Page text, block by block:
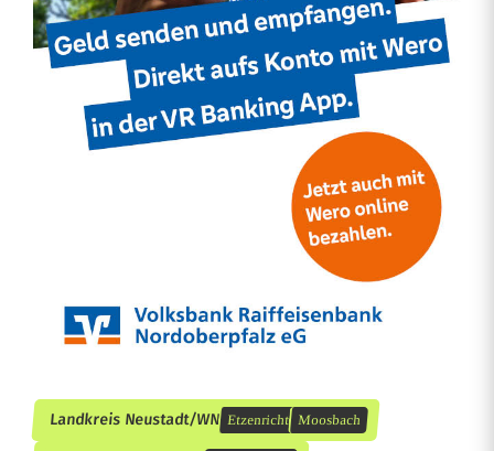
Landkreis Neustadt/WN Etzenricht Moosbach